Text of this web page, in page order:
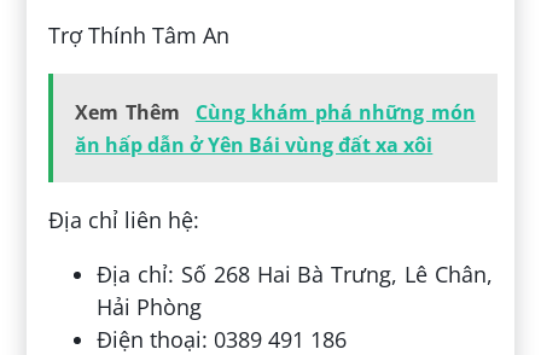
Trợ Thính Tâm An
Xem Thêm
Cùng khám phá những món
ăn hấp dẫn ở Yên Bái vùng đất xa xôi
Địa chỉ liên hệ:
Địa chỉ: Số 268 Hai Bà Trưng, Lê Chân,
Hải Phòng
Điện thoại: 0389 491 186